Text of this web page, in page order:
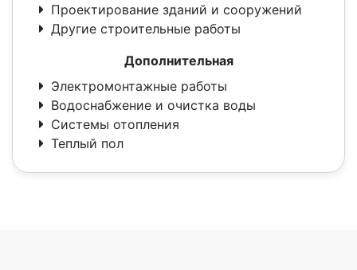
Проектирование зданий и сооружений
Другие строительные работы
Дополнительная
Электромонтажные работы
Водоснабжение и очистка воды
Системы отопления
Теплый пол